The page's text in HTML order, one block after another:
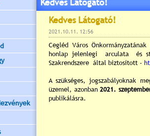
Kedves Látogató!